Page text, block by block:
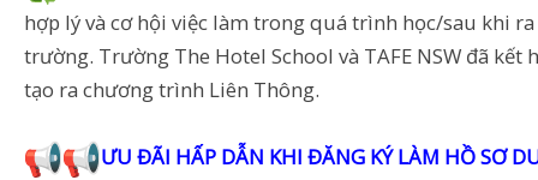
hợp lý và cơ hội việc làm trong quá trình học/sau khi ra
trường. Trường The Hotel School và TAFE NSW đã kết
tạo ra chương trình Liên Thông.
ƯU ĐÃI HẤP DẪN KHI ĐĂNG KÝ LÀM HỒ SƠ